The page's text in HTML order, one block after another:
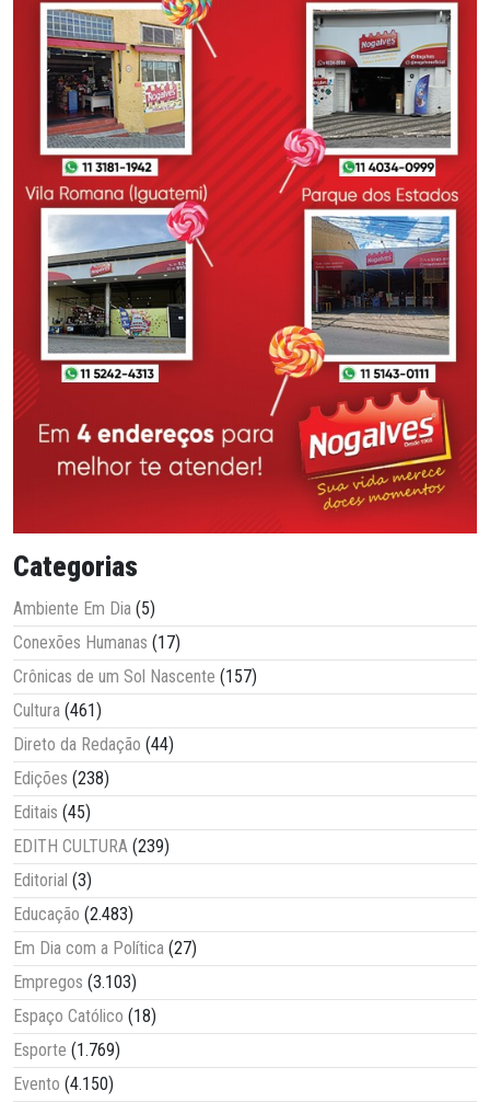
Categorias
Ambiente Em Dia (5)
Conexões Humanas (17)
Crônicas de um Sol Nascente (157)
Cultura (461)
Direto da Redação (44)
Edições (238)
Editais (45)
EDITH CULTURA (239)
Editorial (3)
Educação (2.483)
Em Dia com a Política (27)
Empregos (3.103)
Espaço Católico (18)
Esporte (1.769)
Evento (4.150)